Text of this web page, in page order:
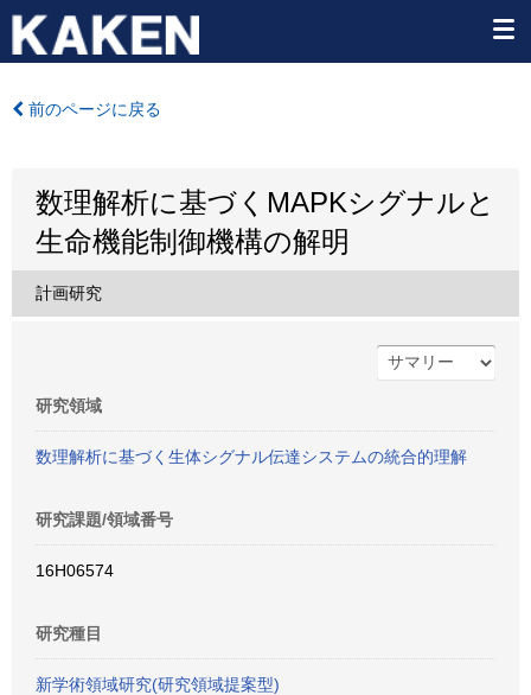
前のページに戻る
数理解析に基づくMAPKシグナルと
生命機能制御機構の解明
計画研究
研究領域
数理解析に基づく生体シグナル伝達システムの統合的理解
研究課題/領域番号
16H06574
研究種目
新学術領域研究(研究領域提案型)